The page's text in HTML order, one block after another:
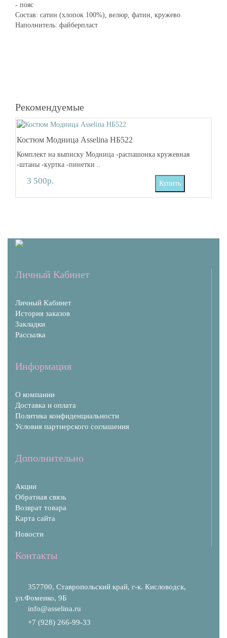
- пояс
Состав: сатин (хлопок 100%), велюр, фатин, кружево
Наполнитель: файберпласт
Рекомендуемые
Костюм Модница Asselina НБ522
Комплект на выписку Модница -распашонка кружевная
-штаны -куртка -пинетки ..
3 500р. Купить
Личный Кабинет
Личный Кабинет
История заказов
Закладки
Рассылка
Информация
О компании
Доставка и оплата
Политика конфиденциальности
Условия партнерского соглашения
Дополнительно
Акции
Обратная связь
Возврат товара
Карта сайта
Новости
Контакты
357700, Ставропольский край, г-к. Кисловодск,
ул.Фоменко, 9Б
info@asselina.ru
+7 (928) 266-99-33